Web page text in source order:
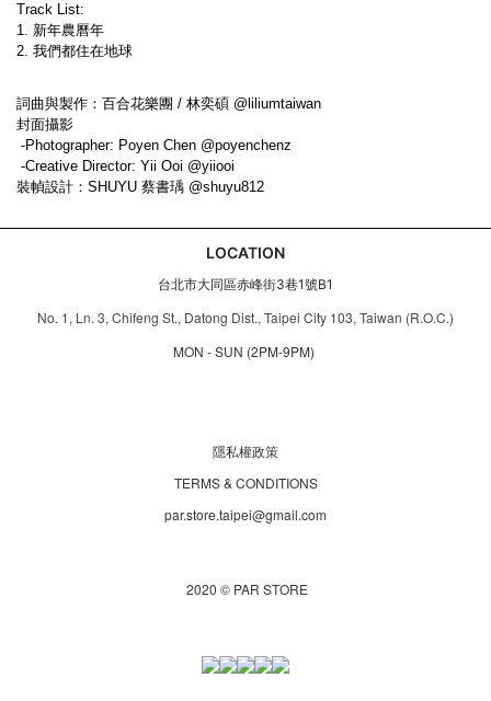
Track List:
1. 新年農曆年
2. 我們都住在地球
詞曲與製作：百合花樂團 / 林奕碩 @liliumtaiwan
封面攝影
-Photographer: Poyen Chen @poyenchenz
-Creative Director: Yii Ooi @yiiooi
裝幀設計：SHUYU 蔡書瑀 @shuyu812
LOCATION
台北市大同區赤峰街3巷1號B1
No. 1, Ln. 3, Chifeng St., Datong Dist., Taipei City 103, Taiwan (R.O.C.)
MON - SUN (2PM-9PM)
隱私權政策
TERMS & CONDITIONS
par.store.taipei@gmail.com
2020 © PAR STORE